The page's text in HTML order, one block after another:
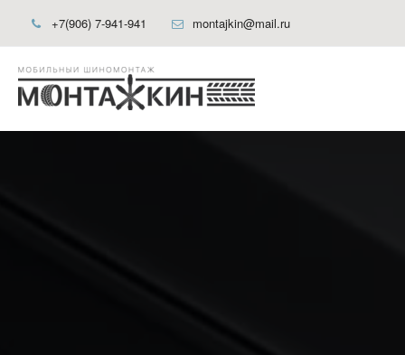
+7(906) 7-941-941 montajkin@mail.ru